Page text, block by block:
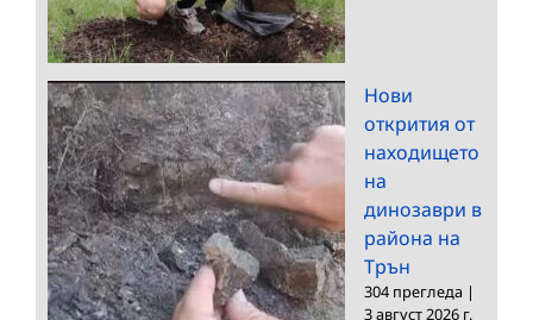
Нови
открития от
находището
на
динозаври в
района на
Трън
304 прегледа |
3 август 2026 г.